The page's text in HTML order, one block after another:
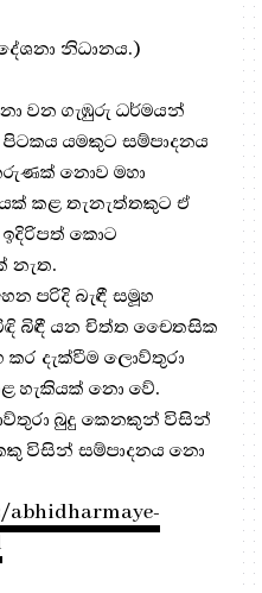
නිධානය.)
වන ගැඹුරු ධර්මයන්
යමකුට සම්පාදනය
නොව මහා
කළ තැනැත්තකුට ඒ
ඉදිරිපත් කොට
නැත.
පරිදි බැඳී සමූහ
බිඳි බිඳී යන චිත්ත චෛතසික
කර දැක්වීම ලොව්තුරා
හැකියක් නො වේ.
බුදු කෙනකුන් විසින්
විසින් සම්පාදනය නො